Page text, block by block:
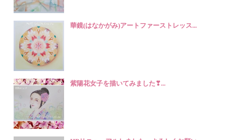
華鏡(はなかがみ)アートファーストレッス...
紫陽花女子を描いてみました❣...